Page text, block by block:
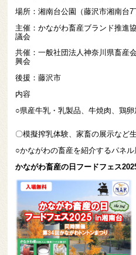
場所：湘南台公園（藤沢市湘南台7
主催：かながわ畜産ブランド推進
議会
共催：一般社団法人神奈川県畜産
興会
後援：藤沢
内容
○県産牛乳・乳製品、牛焼肉、鶏
〇模擬搾乳体験、家畜の展示など
○かながわの畜産を紹介するパネ
かながわ畜産の日フードフェス